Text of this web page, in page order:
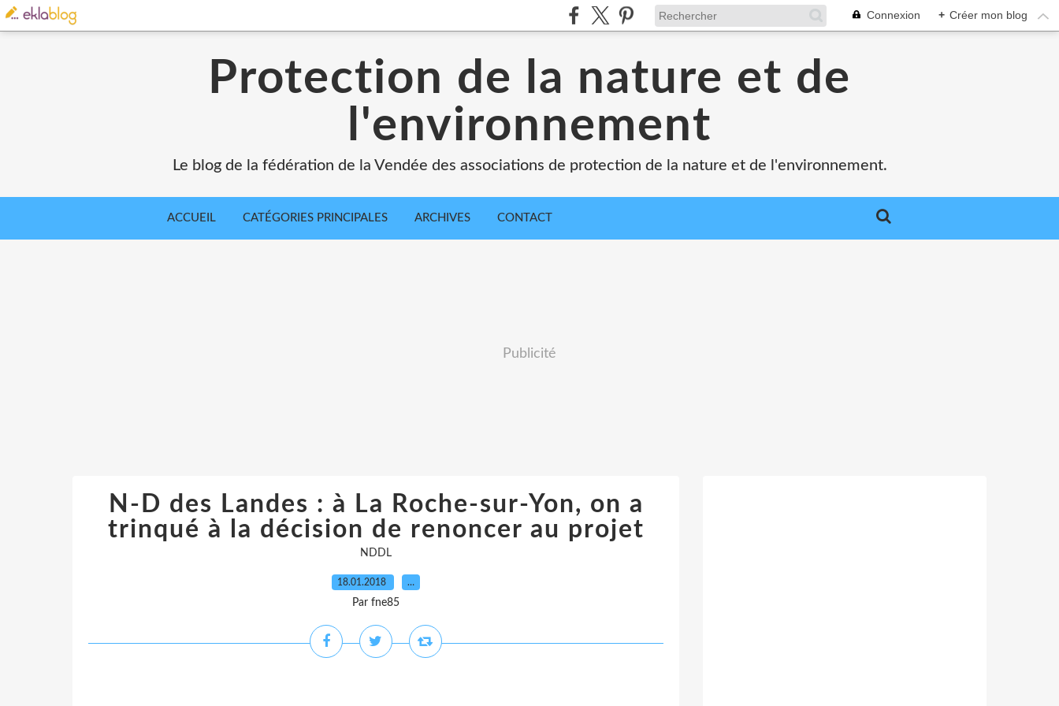
Connexion + Créer mon blog
Protection de la nature et de
l'environnement
Le blog de la fédération de la Vendée des associations de protection de la nature et de l'environnement.
ACCUEIL CATÉGORIES PRINCIPALES ARCHIVES CONTACT
Publicité
N-D des Landes : à La Roche-sur-Yon, on a
trinqué à la décision de renoncer au projet
NDDL
18.01.2018 …
Par fne85